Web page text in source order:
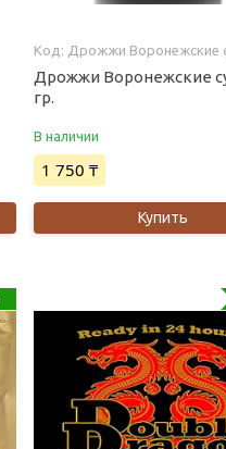
Дрожжи Воронежские
Дрожжи Воронежские
гр.
В наличии
1 750 ₸
Купить